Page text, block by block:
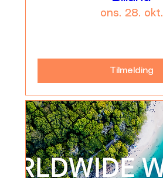
ons. 28. okt.
Tilmelding